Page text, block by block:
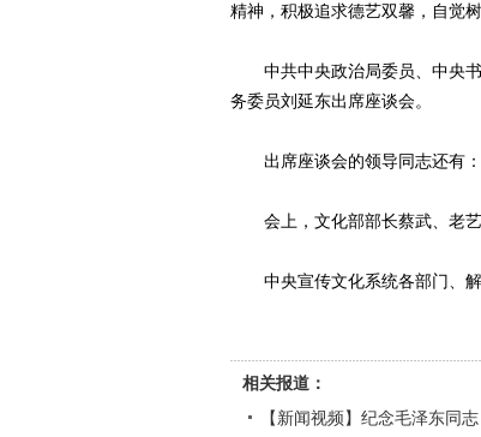
精神，积极追求德艺双馨，自觉
中共中央政治局委员、中央书
务委员刘延东出席座谈会。
出席座谈会的领导同志还有：
会上，文化部部长蔡武、老艺
中央宣传文化系统各部门、解
相关报道：
【新闻视频】纪念毛泽东同